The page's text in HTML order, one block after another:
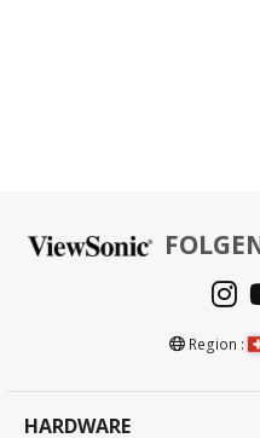
Region :
HARDWARE